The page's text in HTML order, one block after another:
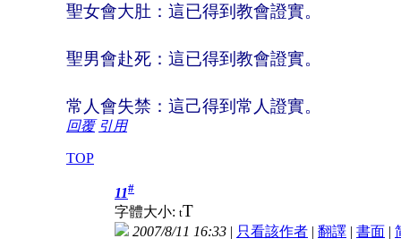
聖女會大肚：這已得到教會證實。
聖男會赴死：這已得到教會證實。
常人會失禁：這己得到常人證實。
回覆 引用
TOP
11#
字體大小: tT
2007/8/11 16:33 | 只看該作者 | 翻譯 | 書面 |